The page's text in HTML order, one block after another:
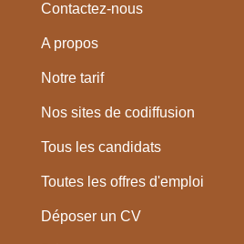
Contactez-nous
A propos
Notre tarif
Nos sites de codiffusion
Tous les candidats
Toutes les offres d'emploi
Déposer un CV